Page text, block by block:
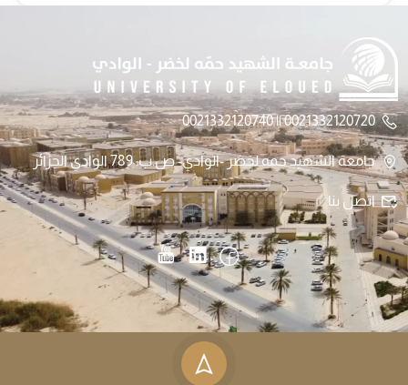
0021332120720 || 0021332120740
جامعة الشهيد حمه لخضر -الوادي- ص.ب: 789 الوادي الجزائر
اتصل بنا